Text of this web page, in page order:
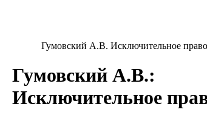
Гумовский А.В. Исключительное
Гумовский А.В.:
Исключительное